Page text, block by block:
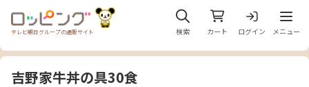
テレビ朝日グループの通販サイト 検索 カート ログイン
メニ
メニュー
吉野家牛丼の具30食